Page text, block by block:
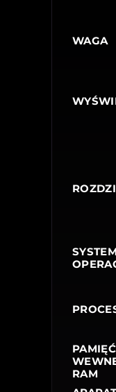
WAGA
SYSTEM
PAMIĘĆ
RAM